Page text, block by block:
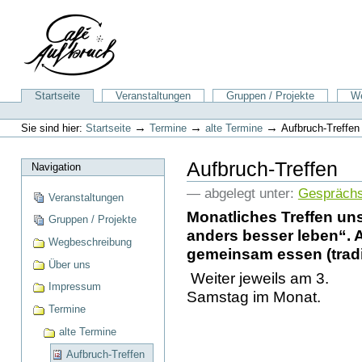
Navigation
SektionenStartseite Veranstaltungen Gruppen / Projekte
Benutzerspezifische
Werkzeuge
Sie sind hier: Startseite → Termine → alte Termine → Aufbruch-Treffen
Navigation
Veranstaltungen
Gruppen / Projekte
Wegbeschreibung
Über uns
Impressum
Termine
alte Termine
Aufbruch-Treffen
Aufbruch-Treffen
— abgelegt unter:
Monatliches Treffen
anders besser leben“.
gemeinsam essen
Weiter jeweils am 3.
Samstag im Monat.